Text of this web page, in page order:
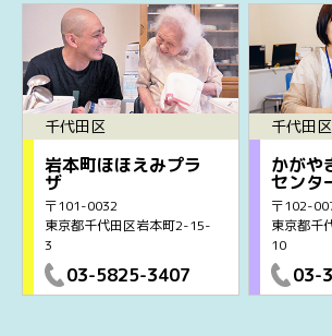
千代田区
岩本町ほほえみプラ
ザ
〒101-0032
東京都千代田区岩本町2-15-
3
03-5825-3407
千代田区
かがや
センタ
〒102-
東京都千
10
03-